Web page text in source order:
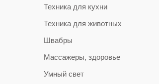
Техника для кухни
Техника для животных
Швабры
Массажеры, здоровье
Умный свет